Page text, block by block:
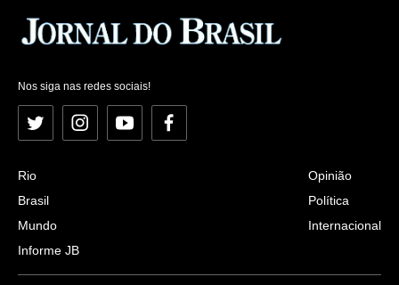
Nos siga nas redes sociais!
Twitter InstagramYouTubeFacebook
Rio
Brasil
Mundo
Informe JB
Opinião
Política
Internacional